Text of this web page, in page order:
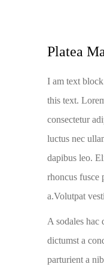
Platea
I am text
this text.
consectetur
luctus nec
dapibus leo.
rhoncus fusce
a.Volutpat
A sodales
dictumst a
parturient a